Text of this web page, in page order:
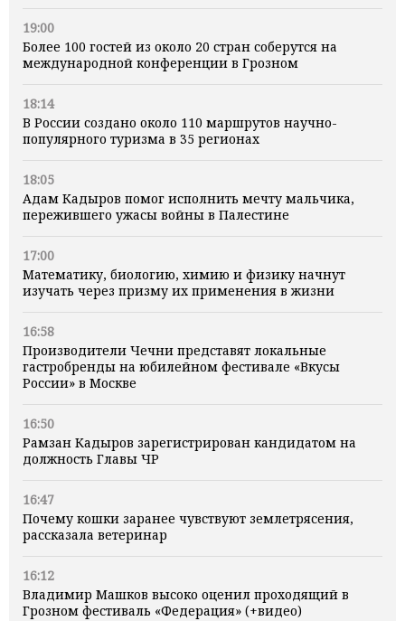
19:00
Более 100 гостей из около 20 стран соберутся на
международной конференции в Грозном
18:14
В России создано около 110 маршрутов научно-
популярного туризма в 35 регионах
18:05
Адам Кадыров помог исполнить мечту мальчика,
пережившего ужасы войны в Палестине
17:00
Математику, биологию, химию и физику начнут
изучать через призму их применения в жизни
16:58
Производители Чечни представят локальные
гастробренды на юбилейном фестивале «Вкусы
России» в Москве
16:50
Рамзан Кадыров зарегистрирован кандидатом на
должность Главы ЧР
16:47
Почему кошки заранее чувствуют землетрясения,
рассказала ветеринар
16:12
Владимир Машков высоко оценил проходящий в
Грозном фестиваль «Федерация» (+видео)